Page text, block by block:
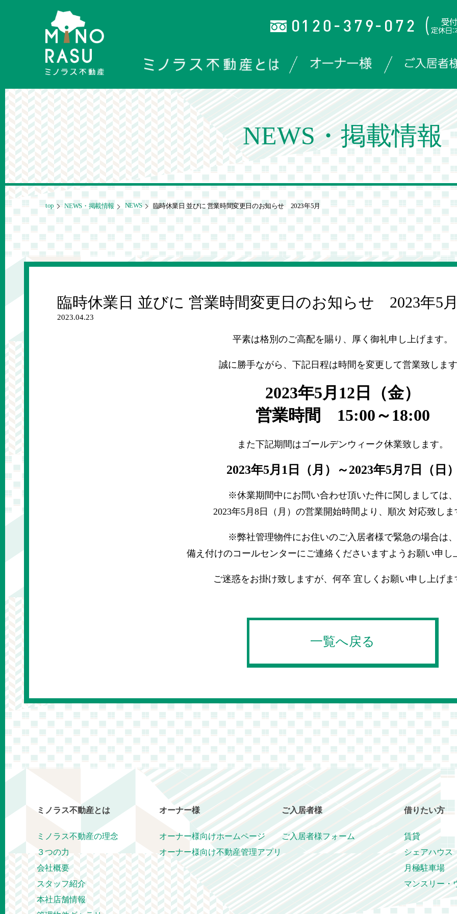
NEWS・掲載情報
top NEWS・掲載情報 NEWS 臨時休業日 並びに 営業時間変更日のお知らせ 2023年5月
臨時休業日 並びに 営業時間変更日のお知らせ 2023年5
2023.04.23
平素は格別のご高配を賜り、厚く御礼申し上げます。
誠に勝手ながら、下記日程は時間を変更して営業致しま
2023年5月12日（金）
営業時間 15:00～18:00
また下記期間はゴールデンウィーク休業致します。
2023年5月1日（月）～2023年5月7日（日
※休業期間中にお問い合わせ頂いた件に関しましては、
2023年5月8日（月）の営業開始時間より、順次 対応致しま
※弊社管理物件にお住いのご入居者様で緊急の場合は、
備え付けのコールセンターにご連絡くださいますようお願い申し
ご迷惑をお掛け致しますが、何卒 宜しくお願い申し上げま
一覧へ戻る
ミノラス不動産とは
ミノラス不動産の理念
３つの力
会社概要
スタッフ紹介
本社店舗情報
オーナー様
オーナー様向けホームページ
オーナー様向け不動産管理アプリ
ご入居者様
ご入居者様フォーム
借りたい方
賃貸
シェアハウス
月極駐車場
マンスリー・